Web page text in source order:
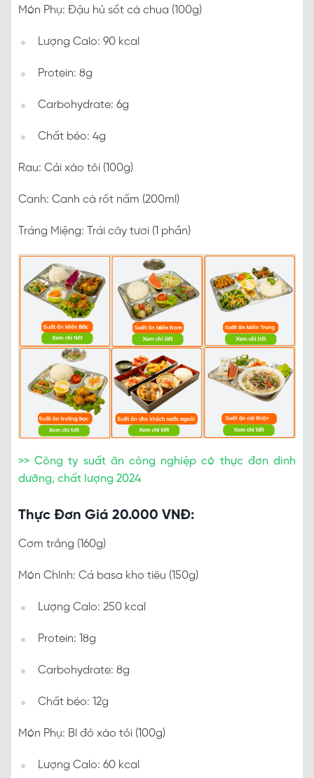
Món Phụ: Đậu hủ sốt cà chua (100g)
Lượng Calo: 90 kcal
Protein: 8g
Carbohydrate: 6g
Chất béo: 4g
Rau: Cải xào tỏi (100g)
Canh: Canh cà rốt nấm (200ml)
Tráng Miệng: Trái cây tươi (1 phần)
>> Công ty suất ăn công nghiệp có thực đơn dinh
dưỡng, chất lượng 2024
Thực Đơn Giá 20.000 VNĐ:
Cơm trắng (160g)
Món Chính: Cá basa kho tiêu (150g)
Lượng Calo: 250 kcal
Protein: 18g
Carbohydrate: 8g
Chất béo: 12g
Món Phụ: Bí đỏ xào tỏi (100g)
Lượng Calo: 60 kcal